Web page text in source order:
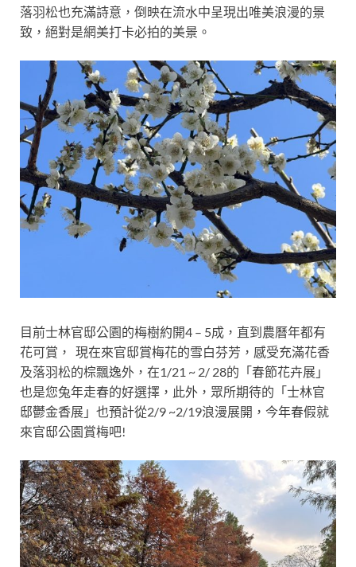
落羽松也充滿詩意，倒映在流水中呈現出唯美浪漫的景
致，絕對是網美打卡必拍的美景。
目前士林官邸公園的梅樹約開4 – 5成，直到農曆年都有
花可賞， 現在來官邸賞梅花的雪白芬芳 ，感受充滿花香
及落羽松的棕飄逸外，在1/21 ~ 2/ 28的「春節花卉展」
也是您兔年走春的好選擇，此外，眾所期待的「士林官
邸鬱金香展」也預計從2/9 ~2/19浪漫展開，今年春假就
來官邸公園賞梅吧!